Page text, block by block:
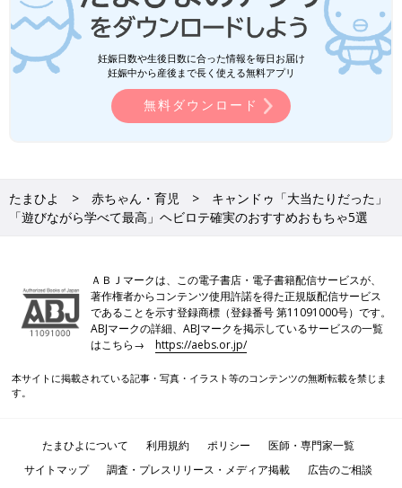
妊娠日数や生後日数に合った情報を毎日お届け
妊娠中から産後まで長く使える無料アプリ
無料ダウンロード
たまひよ 赤ちゃん・育児
キャンドゥ「大当たりだった」
「遊びながら学べて最高」ヘビロテ確実のおすすめおもちゃ5選
ＡＢＪマークは、この電子書店・電子書籍配信サービスが、
著作権者からコンテンツ使用許諾を得た正規版配信サービス
であることを示す登録商標（登録番号 第11091000号）です。
ABJマークの詳細、ABJマークを掲示しているサービスの一覧
はこちら→https://aebs.or.jp/
本サイトに掲載されている記事・写真・イラスト等のコンテンツの無断転載を禁じま
す。
たまひよについて 利用規約 ポリシー
医師・専門家一覧
サイトマップ
調査・プレスリリース・メディア掲載
広告のご相談